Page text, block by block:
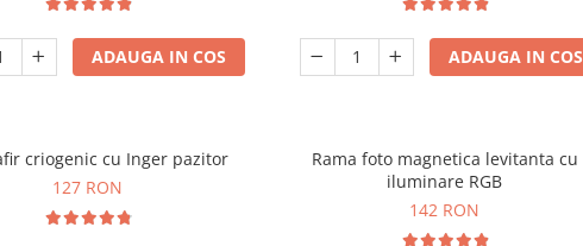
ADAUGA IN COS ADAUGA IN COS
criogenic cu Inger pazitor
127 RON
Rama foto magnetica levitanta cu
iluminare RGB
142 RON